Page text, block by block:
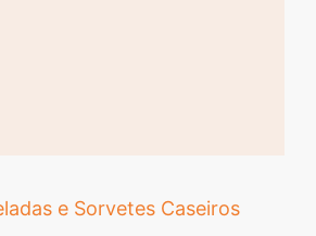
e Sorvetes Caseiros